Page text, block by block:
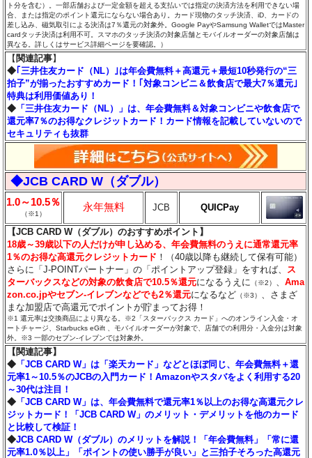
ト分を含む）。一部店舗および一定金額を超える支払いでは指定の決済方法を利用できない場
合、または指定のポイント還元にならない場合あり。カード現物のタッチ決済、iD、カードの
差し込み、磁気取引による決済は7％還元の対象外。Google PayやSamsung WalletではMaster
cardタッチ決済は利用不可。スマホのタッチ決済の対象店舗とモバイルオーダーの対象店舗は
異なる。詳しくはサービス詳細ページを要確認。）
【関連記事】
◆ ｢三井住友カード（NL）｣は年会費無料＋高還元＋最短10秒発行の“三
拍子”が揃ったおすすめカード！｢対象コンビニ＆飲食店で最大7％還元｣
特典は利用価値あり！
◆ 「三井住友カード（NL）」は、年会費無料＆対象コンビニや飲食店で
還元率7％のお得なクレジットカード！カード情報を記載していないので
セキュリティも抜群
◆JCB CARD W（ダブル）
1.0～10.5％
（※1）
永年無料 JCB QUICPay
【JCB CARD W（ダブル）のおすすめポイント】
18歳～39歳以下の人だけが申し込める、年会費無料のうえに通常還元率
1％のお得な高還元クレジットカード ！（40歳以降も継続して保有可能）
さらに「J-POINTパートナー」の「ポイントアップ登録」をすれば、
ス
ターバックスなどの対象の飲食店で10.5％還元になるうえに （※2） 、Ama
zon.co.jpやセブン‐イレブンなどでも2％還元になるなど （※3）
、さまざ
まな加盟店で高還元でポイントが貯まってお得！
※1 還元率は交換商品により異なる。※2「スターバックス カード」へのオンライン入金・オ
ートチャージ、Starbucks eGift 、モバイルオーダーが対象で、店舗での利用分・入金分は対象
外。※3 一部のセブン‐イレブンでは対象外。
【関連記事】
◆ 「JCB CARD W」は「楽天カード」などとほぼ同じ、年会費無料＋還
元率1～10.5％のJCBの入門カード！Amazonやスタバをよく利用する20
～30代は注目！
◆ 「JCB CARD W」は、年会費無料で還元率1％以上のお得な高還元クレ
ジットカード！「JCB CARD W」のメリット・デメリットを他のカード
と比較して検証！
◆JCB CARD W（ダブル）のメリットを解説！「年会費無料」「常に還
元率1.0％以上」「ポイントの使い勝手が良い」と三拍子そろった高還元